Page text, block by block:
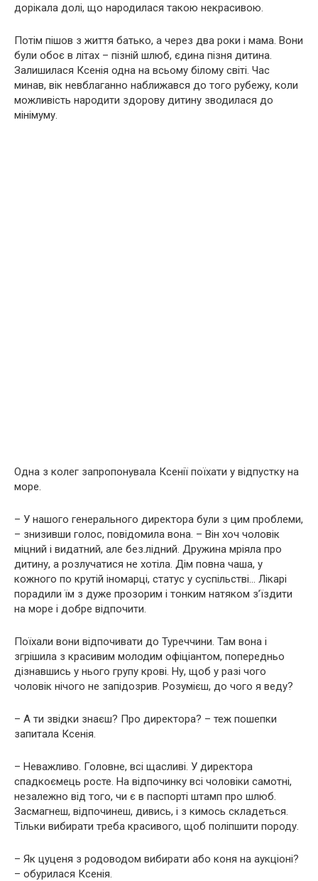
дорікала долі, що народилася такою некрасивою.
Потім пішов з життя батько, а через два роки і мама. Вони
були обоє в літах – пізній шлюб, єдина пізня дитина.
Залишилася Ксенія одна на всьому білому світі. Час
минав, вік невблаганно наближався до того рубежу, коли
можливість народити здорову дитину зводилася до
мінімуму.
Одна з колег запропонувала Ксенії поїхати у відпустку на
море.
– У нашого генерального директора були з цим проблеми,
– знизивши голос, повідомила вона. – Він хоч чоловік
міцний і видатний, але без.лідний. Дружина мріяла про
дитину, а розлучатися не хотіла. Дім повна чаша, у
кожного по крутій іномарці, статус у суспільстві… Лікарі
порадили їм з дуже прозорим і тонким натяком з’їздити
на море і добре відпочити.
Поїхали вони відпочивати до Туреччини. Там вона і
згрішила з красивим молодим офіціантом, попередньо
дізнавшись у нього групу крові. Ну, щоб у разі чого
чоловік нічого не запідозрив. Розумієш, до чого я веду?
– А ти звідки знаєш? Про директора? – теж пошепки
запитала Ксенія.
– Неважливо. Головне, всі щасливі. У директора
спадкоємець росте. На відпочинку всі чоловіки самотні,
незалежно від того, чи є в паспорті штамп про шлюб.
Засмагнеш, відпочинеш, дивись, і з кимось складеться.
Тільки вибирати треба красивого, щоб поліпшити породу.
– Як цуценя з родоводом вибирати або коня на аукціоні?
– обурилася Ксенія.